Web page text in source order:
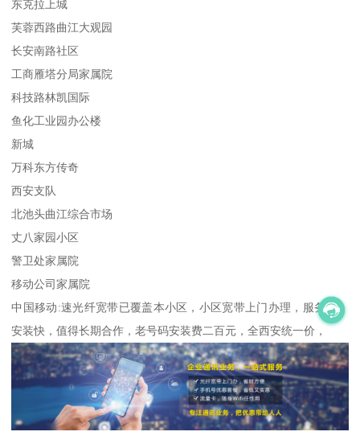
东克拉上城
芙蓉西路曲江大观园
长安南路社区
工商雁塔分局家属院
科技路林凯国际
鱼化工业园办公楼
新城
万科东方传奇
西安支队
北池头曲江综合市场
丈八家园小区
警卫处家属院
移动公司家属院
中国移动:速光纤宽带已覆盖本小区，小区宽带上门办理，服务好，
安装快，值得长期合作，老号码安装费二百元，全西安统一价，